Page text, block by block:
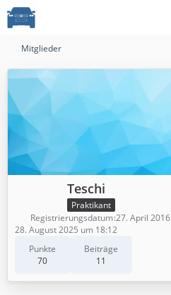
Mitglieder
Teschi
Praktikant
Punkte
70
Beiträge
11
Registrierungsdatum 27. April 2016
28. August 2025 um 18:12